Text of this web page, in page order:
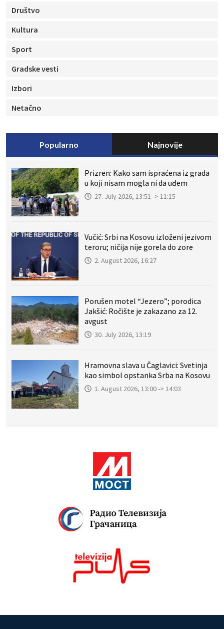
Društvo
Kultura
Sport
Gradske vesti
Izbori
Netačno
Popularno Najnovije
Prizren: Kako sam ispraćena iz grada
u koji nisam mogla ni da uđem
27. July 2026, 13:51 -> 11:15
Vučić: Srbi na Kosovu izloženi jezivom
teroru; ničija nije gorela do zore
2. August 2026, 16:27
Porušen motel “Jezero”; porodica
Jakšić: Ročište je zakazano za 12.
avgust
30. July 2026, 13:19
Hramovna slava u Čaglavici: Svetinja
kao simbol opstanka Srba na Kosovu
1. August 2026, 13:00 -> 14:03